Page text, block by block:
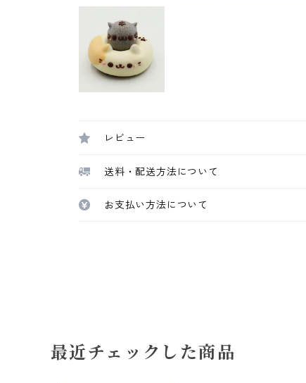
レビュー
送料・配送方法について
お支払い方法について
最近チェックした商品